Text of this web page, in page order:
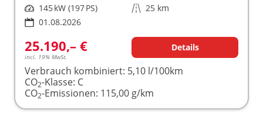
Leistung 145 kW (197 PS) Kilometerstand 25 km
01.08.2026
25.190,– €
incl. 19% MwSt.
Details
Verbrauch kombiniert: 5,10 l/100km
CO2-Klasse: C
CO2-Emissionen: 115,00 g/km